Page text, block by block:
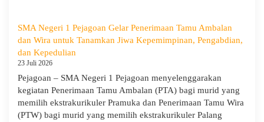
Sekolah
dan
Orang
Tua/Wali
Murid
Kelas
SMA Negeri 1 Pejagoan Gelar Penerimaan Tamu Ambalan
dan Wira untuk Tanamkan Jiwa Kepemimpinan, Pengabdian,
dan Kepedulian
23 Juli 2026
Pejagoan – SMA Negeri 1 Pejagoan menyelenggarakan
kegiatan Penerimaan Tamu Ambalan (PTA) bagi murid yang
memilih ekstrakurikuler Pramuka dan Penerimaan Tamu Wira
(PTW) bagi murid yang memilih ekstrakurikuler Palang